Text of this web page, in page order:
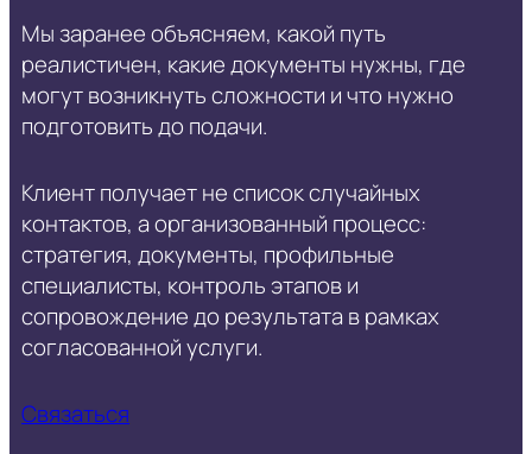
Мы заранее объясняем, какой путь
реалистичен, какие документы нужны, где
могут возникнуть сложности и что нужно
подготовить до подачи.
Клиент получает не список случайных
контактов, а организованный процесс:
стратегия, документы, профильные
специалисты, контроль этапов и
сопровождение до результата в рамках
согласованной услуги.
Связаться